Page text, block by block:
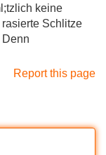
keine
Schlitze
Report this page